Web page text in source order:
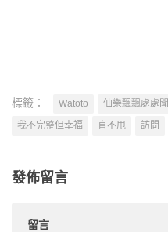
標籤： Watoto 仙樂飄飄處處聞
我不完整但幸福
直不甩 訪問
發佈留言
留言